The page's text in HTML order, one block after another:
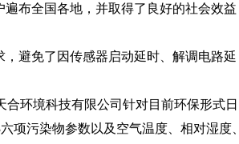
布全国各地，并取得了良好的社会效益
避免了因传感器启动延时、解调电路延
合环境科技有限公司针对目前环保形式日
项污染物参数以及空气温度、相对湿度、